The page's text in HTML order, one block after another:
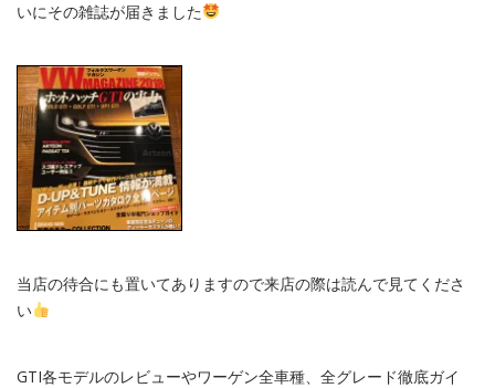
いにその雑誌が届きました
当店の待合にも置いてありますので来店の際は読んで見てくださ
い
GTI各モデルのレビューやワーゲン全車種、全グレード徹底ガイ